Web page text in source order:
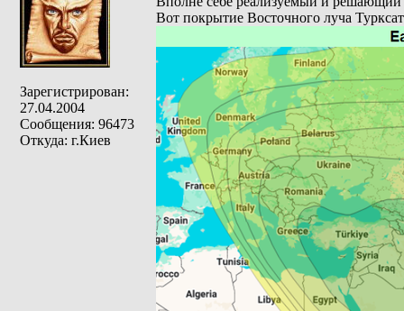
Зарегистрирован:
27.04.2004
Сообщения: 96473
Откуда: г.Киев
Вот покрытие Восточного луча